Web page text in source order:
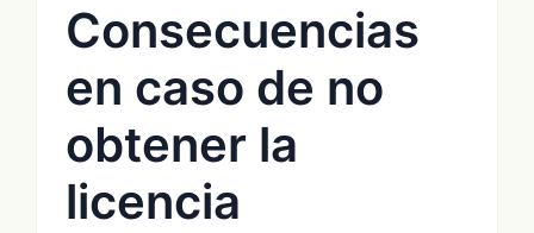
Consecuencias
en caso de no
obtener la
licencia